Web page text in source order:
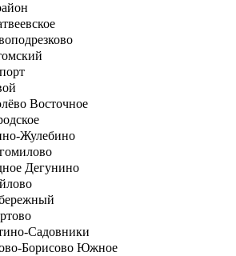
Восточное
Жулебино
Дегунино
Садовники
Борисово Южное